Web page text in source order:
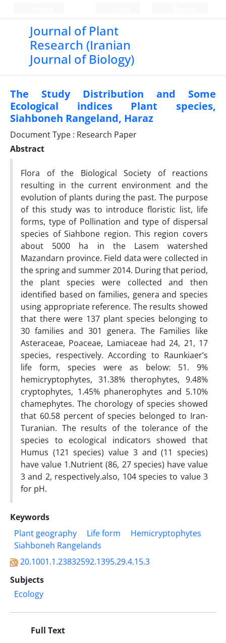
Journal of Plant
Research (Iranian
Journal of Biology)
The Study Distribution and Some
Ecological indices Plant species,
Siahboneh Rangeland, Haraz
Document Type : Research Paper
Abstract
Flora of the Biological Society of reactions
resulting in the current environment and the
evolution of plants during the past. The purpose
of this study was to introduce floristic list, life
forms, type of Pollination and type of dispersal
species of Siahbone region. This region covers
about 5000 ha in the Lasem watershed
Mazandarn province. Field data were collected in
the spring and summer 2014. During that period,
the plant species were collected and then
identified based on families, genera and species
using appropriate reference. The results showed
that there were 137 plant species belonging to
30 families and 301 genera. The Families like
Asteraceae, Poaceae, Lamiaceae had 24, 21, 17
species, respectively. According to Raunkiaer’s
life form, species were as below: 51. 9%
hemicryptophytes, 31.38% therophytes, 9.48%
cryptophytes, 1.45% phanerophytes and 5.10%
chamephytes. The chorology of species showed
that 60.58 percent of species belonged to Iran-
Turanian. The results of the tolerance of the
species to ecological indicators showed that
Humus (121 species) value 3 and (11 species)
have value 1.Nutrient (86, 27 species) have value
3 and 2, respectively.also, 104 species to value 3
for pH.
Keywords
Plant geography
Life form
Hemicryptophytes
Siahboneh Rangelands
20.1001.1.23832592.1395.29.4.15.3
Subjects
Ecology
Full Text